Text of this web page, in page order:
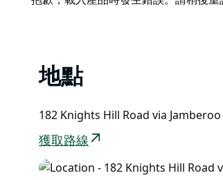
全家老少都能享受第一次滑索的刺激
地點
182 Knights Hill Road via
獲取路線